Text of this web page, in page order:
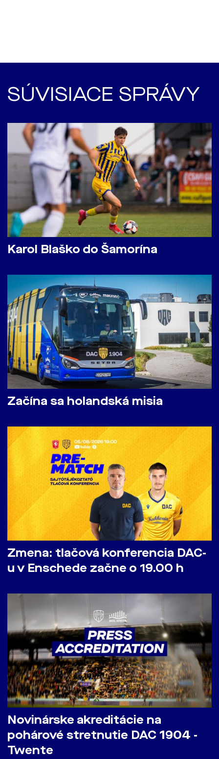
SÚVISIACE SPRÁVY
Karol Blaško do Šamorína
Začína sa holandská misia
Zmena: tlačová konferencia DAC-
u v Enschede začne o 19.00 h
Novinárske akreditácie na
pohárové stretnutie DAC 1904 -
Twente